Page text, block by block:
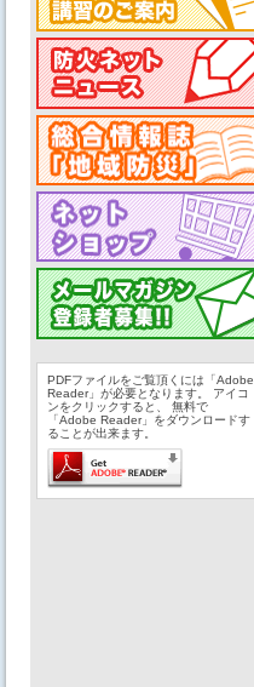
PDFファイルをご覧頂くには「Adobe
Reader」が必要となります。 アイコ
ンをクリックすると、 無料で
「Adobe Reader」をダウンロードす
ることが出来ます。